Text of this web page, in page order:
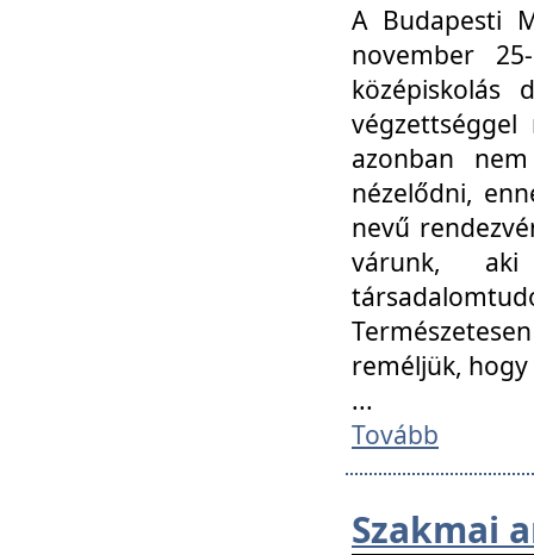
A Budapesti
november
középiskolás
azonban
nézelődni,
nevű
várunk, aki
reméljük,
...
Tovább
Szakmai